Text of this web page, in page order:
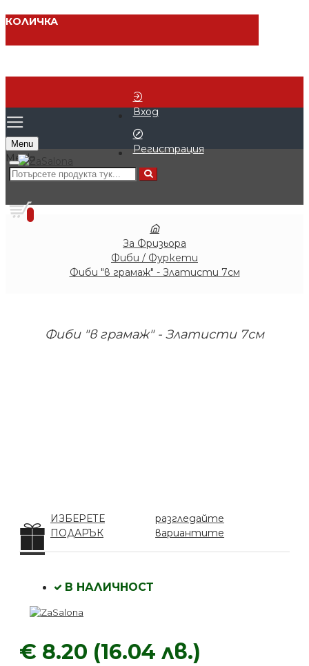
КОЛИЧКА
Вход
Регистрация
Menu
0
За Фризьора
Фиби / Фуркети
Фиби "в грамаж" - Златисти 7см
Фиби "в грамаж" - Златисти 7см
ИЗБЕРЕТЕ
ПОДАРЪК
разгледайте
вариантите
€ 8.20 (16.04 лв.)
В НАЛИЧНОСТ